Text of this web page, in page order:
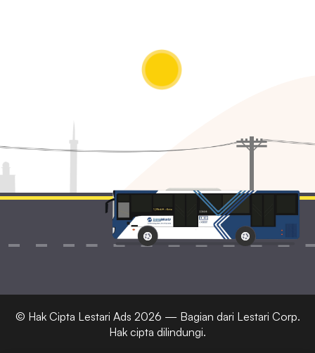
© Hak Cipta Lestari Ads 2026 — Bagian dari Lestari Corp.
Hak cipta dilindungi.